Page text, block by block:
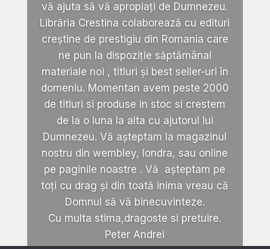
vă ajuta să vă apropiați de Dumnezeu.
Librăria Crestina colaborează cu edituri
creștine de prestigiu din Romania care
ne pun la dispoziție săptămânal
materiale noi , titluri și best seller-uri în
domeniu. Momentan avem peste 2000
de titluri si produse in stoc si crestem
de la o luna la alta cu ajutorul lui
Dumnezeu. Vă așteptam la magazinul
nostru din wembley, londra, sau online
pe paginile noastre . Vă așteptam pe
toți cu drag și din toată inima vreau că
Domnul să vă binecuvinteze.
Cu multa stima,dragoste si pretuire.
Peter Andrei